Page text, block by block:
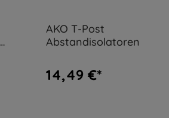
AKO T-Post
Abstandisolatoren
14,49 €*